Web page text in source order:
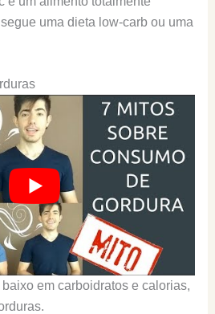
uma dieta low-carb ou uma
em carboidratos e calorias,